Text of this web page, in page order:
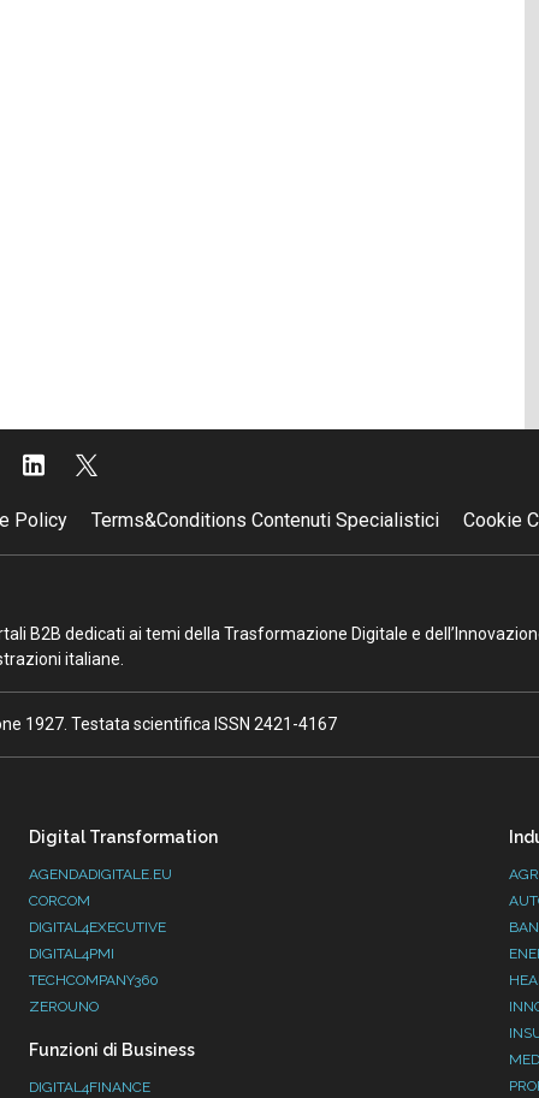
Policy Terms&Conditions Contenuti Specialistici Cookie
B2B dedicati ai temi della Trasformazione Digitale e
italiane.
1927. Testata scientifica ISSN 2421-4167
Digital Transformation
AGENDADIGITALE.EU
CORCOM
DIGITAL4EXECUTIVE
DIGITAL4PMI
TECHCOMPANY360
ZEROUNO
Funzioni di Business
DIGITAL4FINANCE